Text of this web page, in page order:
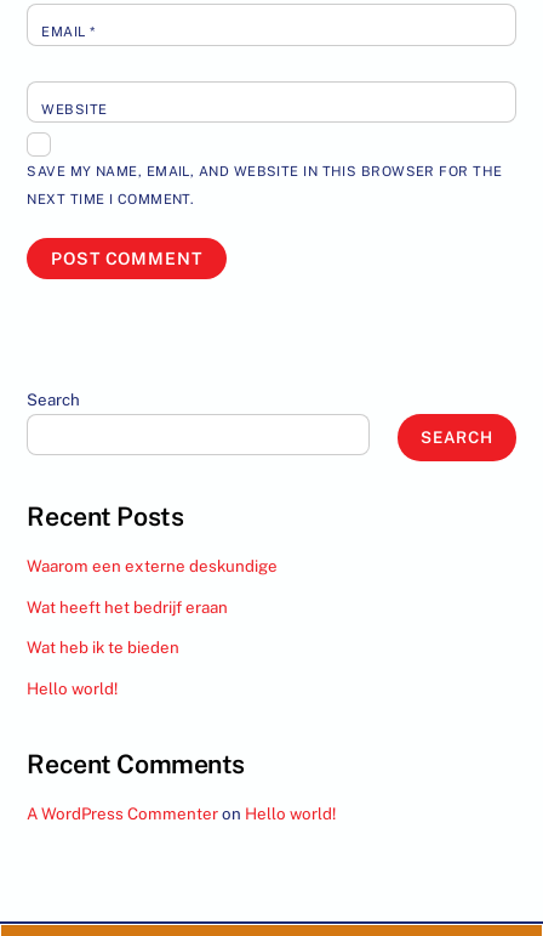
EMAIL*
WEBSITE
SAVE MY NAME, EMAIL, AND WEBSITE IN THIS BROWSER FOR THE
NEXT TIME I COMMENT.
Search
SEARCH
Recent Posts
Waarom een externe deskundige
Wat heeft het bedrijf eraan
Wat heb ik te bieden
Hello world!
Recent Comments
A WordPress Commenteron Hello world!